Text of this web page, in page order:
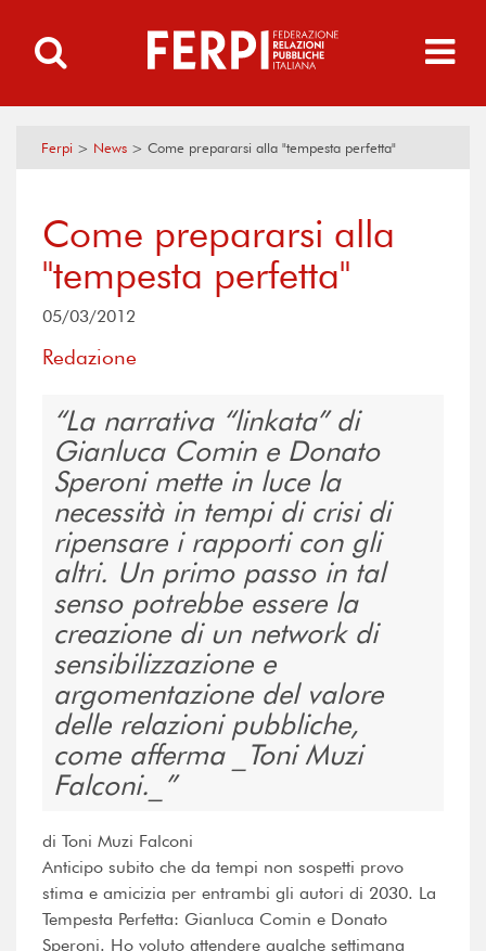
Ferpi > News > Come prepararsi alla "tempesta perfetta"
Come prepararsi alla
"tempesta perfetta"
05/03/2012
Redazione
La narrativa “linkata” di
Gianluca Comin e Donato
Speroni mette in luce la
necessità in tempi di crisi di
ripensare i rapporti con gli
altri. Un primo passo in tal
senso potrebbe essere la
creazione di un network di
sensibilizzazione e
argomentazione del valore
delle relazioni pubbliche,
come afferma _Toni Muzi
Falconi._
di Toni Muzi Falconi
Anticipo subito che da tempi non sospetti provo
stima e amicizia per entrambi gli autori di 2030. La
Tempesta Perfetta: Gianluca Comin e Donato
Speroni. Ho voluto attendere qualche settimana